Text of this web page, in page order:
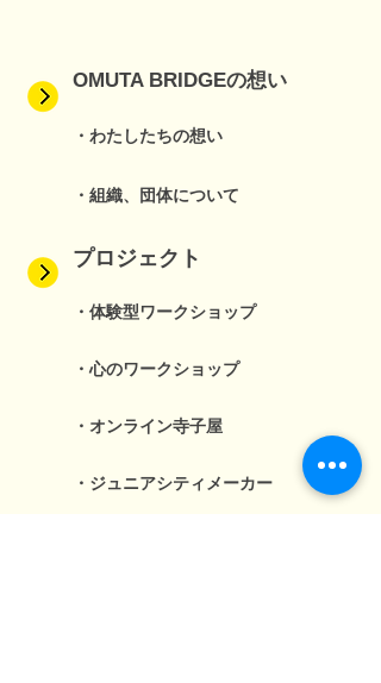
OMUTA BRIDGEの想い
・わたしたちの想い
・組織、団体について
プロジェクト
・体験型ワークショップ
・心のワークショップ
・オンライン寺子屋
・ジュニアシティメーカー